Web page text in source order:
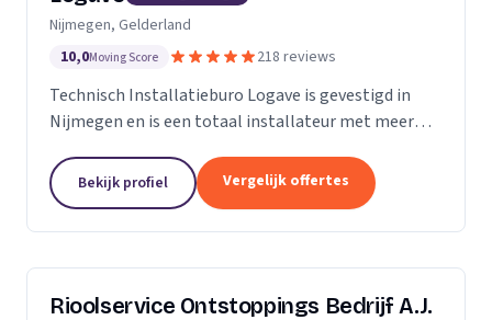
Nijmegen, Gelderland
10,0Moving Score 218 reviews
Technisch Installatieburo Logave is gevestigd in
Nijmegen en is een totaal installateur met meer
cv-combiketels, maar zijn gespecialiseerd in de...
Bekijk profiel Vergelijk offertes
Rioolservice Ontstoppings Bedrijf A.J.